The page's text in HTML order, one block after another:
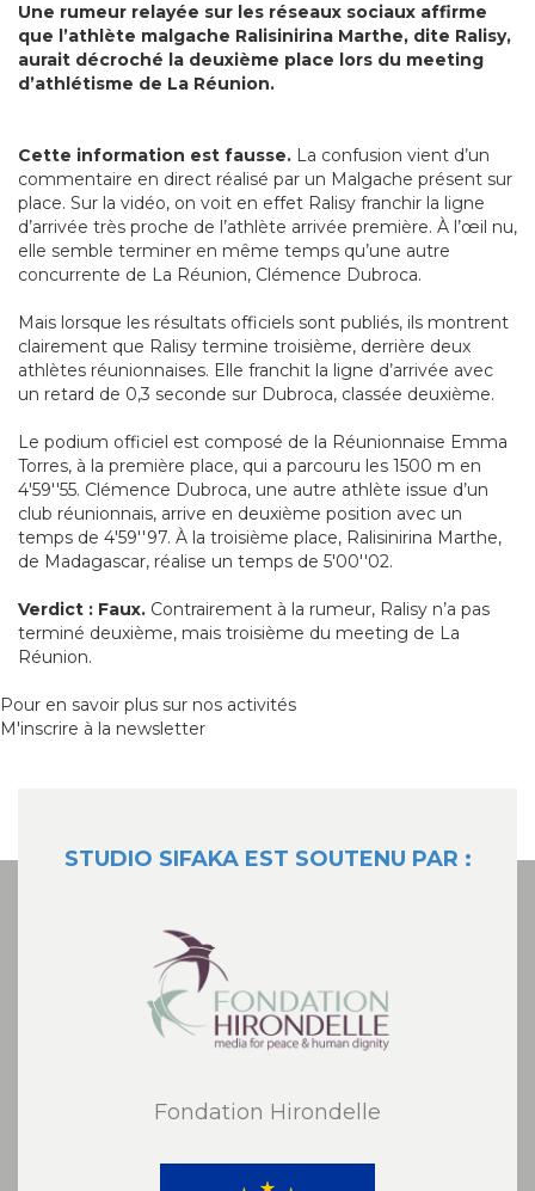
Une rumeur relayée sur les réseaux sociaux affirme
que l’athlète malgache Ralisinirina Marthe, dite Ralisy,
aurait décroché la deuxième place lors du meeting
d’athlétisme de La Réunion.
Cette information est fausse. La confusion vient d’un
commentaire en direct réalisé par un Malgache présent sur
place. Sur la vidéo, on voit en effet Ralisy franchir la ligne
d’arrivée très proche de l’athlète arrivée première. À l’œil nu,
elle semble terminer en même temps qu’une autre
concurrente de La Réunion, Clémence Dubroca.
Mais lorsque les résultats officiels sont publiés, ils montrent
clairement que Ralisy termine troisième, derrière deux
athlètes réunionnaises. Elle franchit la ligne d’arrivée avec
un retard de 0,3 seconde sur Dubroca, classée deuxième.
Le podium officiel est composé de la Réunionnaise Emma
Torres, à la première place, qui a parcouru les 1500 m en
4'59''55. Clémence Dubroca, une autre athlète issue d’un
club réunionnais, arrive en deuxième position avec un
temps de 4'59''97. À la troisième place, Ralisinirina Marthe,
de Madagascar, réalise un temps de 5'00''02.
Verdict : Faux. Contrairement à la rumeur, Ralisy n’a pas
terminé deuxième, mais troisième du meeting de La
Réunion.
Pour en savoir plus sur nos activités
M'inscrire à la newsletter
STUDIO SIFAKA EST SOUTENU PAR :
Fondation Hirondelle